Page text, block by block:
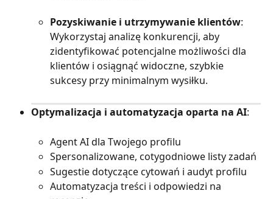
Pozyskiwanie i utrzymywanie klientów:
Wykorzystaj analizę konkurencji, aby
zidentyfikować potencjalne możliwości dla
klientów i osiągnąć widoczne, szybkie
sukcesy przy minimalnym wysiłku.
Optymalizacja i automatyzacja oparta na AI:
Agent AI dla Twojego profilu
Spersonalizowane, cotygodniowe listy zadań
Sugestie dotyczące cytowań i audyt profilu
Automatyzacja treści i odpowiedzi na